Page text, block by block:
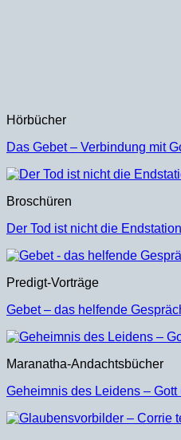
Hörbücher
Das Gebet – Verbindung mit
Broschüren
Der Tod ist nicht die
Predigt-Vorträge
Gebet – das helfende
Maranatha-Andachtsbücher
Geheimnis des Leidens –